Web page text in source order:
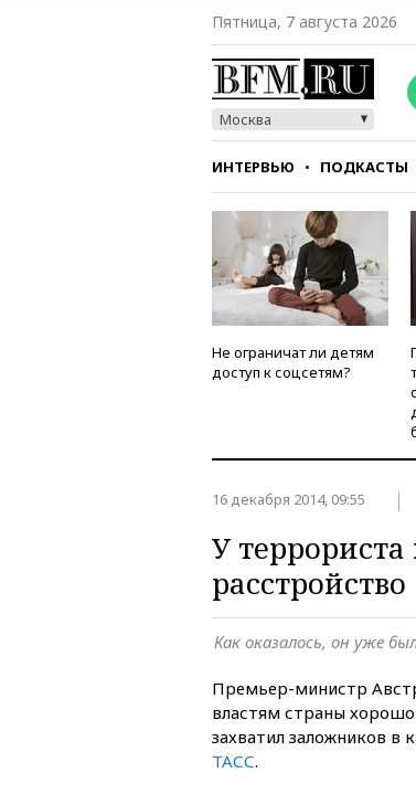
Пятница, 7 августа 2026
Москва
ИНТЕРВЬЮ ПОДКАСТЫ
СТИЛЬ ТЕСТЫ
Не ограничат ли детям
доступ к соцсетям?
16 декабря 2014, 09:55
У
расстройство
Как оказалось, он уже
Премьер-министр
властям страны
захватил заложников в
ТАСС.